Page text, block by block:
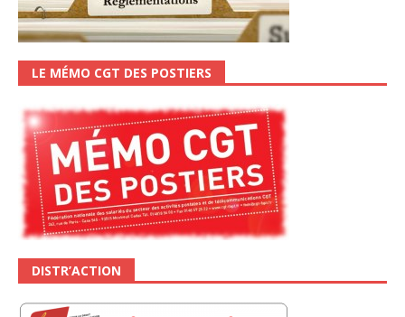
LE MÉMO CGT DES POSTIERS
DISTR’ACTION